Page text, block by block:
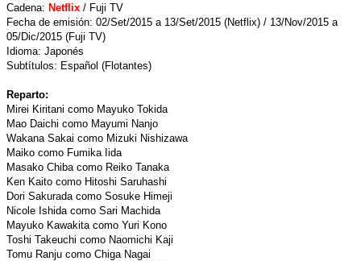
Cadena: Netflix / Fuji TV
Fecha de emisión: 02/Set/2015 a 13/Set/2015 (Netflix) / 13/Nov/2015 a
05/Dic/2015 (Fuji TV)
Idioma: Japonés
Subtítulos: Español (Flotantes)
Reparto:
Mirei Kiritani como Mayuko Tokida
Mao Daichi como Mayumi Nanjo
Wakana Sakai como Mizuki Nishizawa
Maiko como Fumika Iida
Masako Chiba como Reiko Tanaka
Ken Kaito como Hitoshi Saruhashi
Dori Sakurada como Sosuke Himeji
Nicole Ishida como Sari Machida
Mayuko Kawakita como Yuri Kono
Toshi Takeuchi como Naomichi Kaji
Tomu Ranju como Chiga Nagai